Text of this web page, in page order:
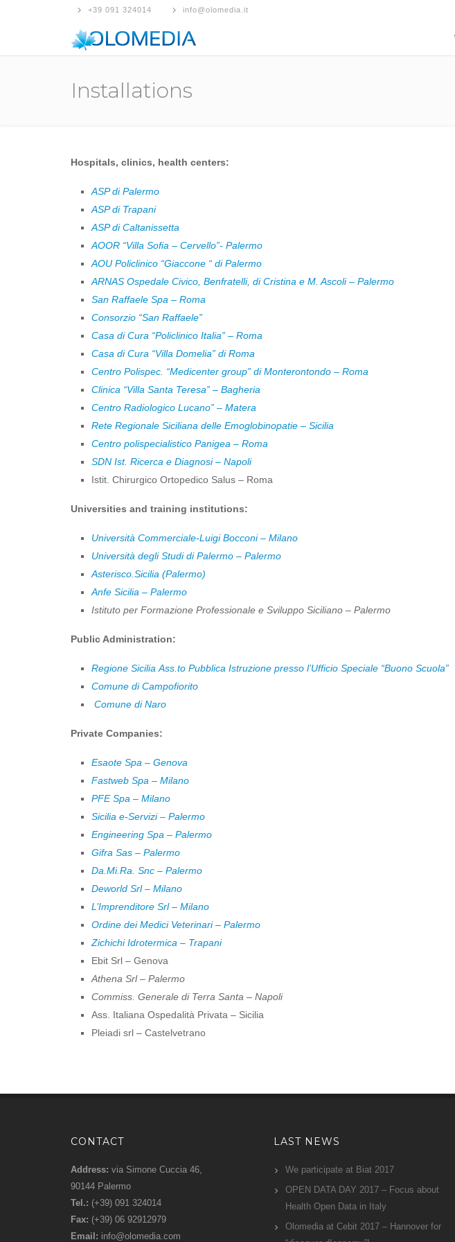
+39 091 324014 info@olomedia.it
Installations
Hospitals, clinics, health centers:
ASP di Palermo
ASP di Trapani
ASP di Caltanissetta
AOOR “Villa Sofia – Cervello”- Palermo
AOU Policlinico “Giaccone “ di Palermo
ARNAS Ospedale Civico, Benfratelli, di Cristina e M. Ascoli – Palermo
San Raffaele Spa – Roma
Consorzio “San Raffaele”
Casa di Cura “Policlinico Italia” – Roma
Casa di Cura “Villa Domelia” di Roma
Centro Polispec. “Medicenter group” di Monterontondo – Roma
Clinica “Villa Santa Teresa” – Bagheria
Centro Radiologico Lucano” – Matera
Rete Regionale Siciliana delle Emoglobinopatie – Sicilia
Centro polispecialistico Panigea – Roma
SDN Ist. Ricerca e Diagnosi – Napoli
Istit. Chirurgico Ortopedico Salus – Roma
Universities and training institutions:
Università Commerciale-Luigi Bocconi – Milano
Università degli Studi di Palermo – Palermo
Asterisco.Sicilia (Palermo)
Anfe Sicilia – Palermo
Istituto per Formazione Professionale e Sviluppo Siciliano – Palermo
Public Administration:
Regione Sicilia Ass.to Pubblica Istruzione presso l’Ufficio Speciale “Buono Scuola”
Comune di Campofiorito
Comune di Naro
Private Companies:
Esaote Spa – Genova
Fastweb Spa – Milano
PFE Spa – Milano
Sicilia e-Servizi – Palermo
Engineering Spa – Palermo
Gifra Sas – Palermo
Da.Mi.Ra. Snc – Palermo
Deworld Srl – Milano
L’Imprenditore Srl – Milano
Ordine dei Medici Veterinari – Palermo
Zichichi Idrotermica – Trapani
Ebit Srl – Genova
Athena Srl – Palermo
Commiss. Generale di Terra Santa – Napoli
Ass. Italiana Ospedalità Privata – Sicilia
Pleiadi srl – Castelvetrano
CONTACT
Address: via Simone Cuccia 46,
90144 Palermo
Tel.: (+39) 091 324014
Fax: (+39) 06 92912979
Email: info@olomedia.com
LAST NEWS
We participate at Biat 2017
OPEN DATA DAY 2017 – Focus about
Health Open Data in Italy
Olomedia at Cebit 2017 – Hannover for